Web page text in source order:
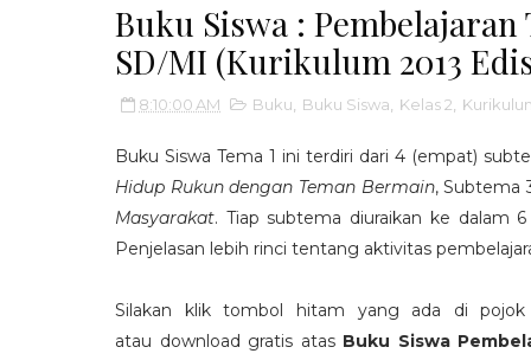
Buku Siswa : Pembelajaran
SD/MI (Kurikulum 2013
8:10:00 AM Buku Buku Siswa Kelas 2
Buku Siswa Tema 1 ini terdiri dari 4 (empat)
Hidup Rukun dengan Teman Bermain, Subtema
Masyarakat. Tiap subtema diuraikan ke dalam
Penjelasan lebih rinci tentang aktivitas
Silakan klik tombol hitam yang ada di
atau download gratis atas Buku Siswa